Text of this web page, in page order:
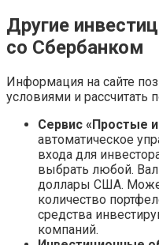
Другие
со Сбербанком
Информация на сайте
условиями и рассчитать
Сервис «Простые
автоматическое
входа для
выбрать любой.
доллары США.
количество
средства
компаний.